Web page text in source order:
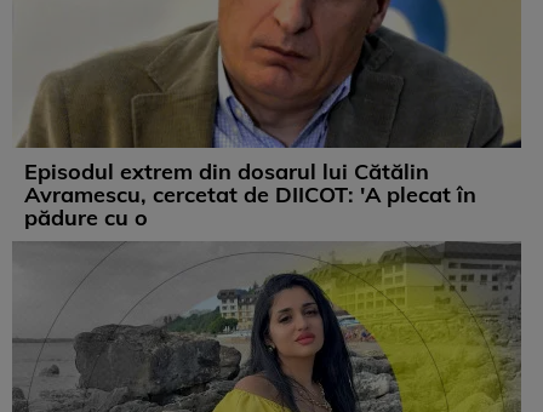
Episodul extrem din dosarul lui Cătălin
Avramescu, cercetat de DIICOT: 'A plecat în
pădure cu o